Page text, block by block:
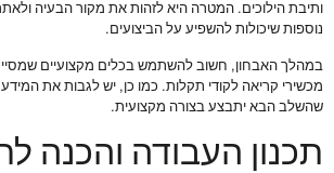
ותיבת הילוכים. המטרה היא לזהות את מקור הבעיה
נוספות שיכולות להשפיע על הביצועים.
במהלך האבחון, חשוב להשתמש בכלים מקצועיים
מכשירי קריאה לקודי תקלות. כמו כן, יש לגבות את
שהשלב הבא יתבצע בצורה מקצועית.
תכנון העבודה והכנה